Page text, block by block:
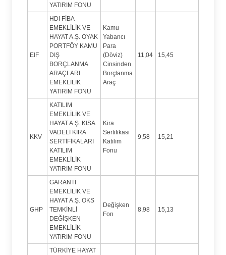
YATIRIM FONU
EIF
HDI FİBA
EMEKLİLİK VE
HAYAT A.Ş. OYAK
PORTFÖY KAMU
DIŞ
BORÇLANMA
ARAÇLARI
EMEKLİLİK
YATIRIM FONU
Kamu
Yabancı
Para
(Döviz)
Cinsinden
Borçlanma
Araç
11,04 15,45
KKV
KATILIM
EMEKLİLİK VE
HAYAT A.Ş. KISA
VADELİ KİRA
SERTİFİKALARI
KATILIM
EMEKLİLİK
YATIRIM FONU
Kira
Sertifikasi
Katılım
Fonu
9,58 15,21
GHP
GARANTİ
EMEKLİLİK VE
HAYAT A.Ş. OKS
TEMKİNLİ
DEĞİŞKEN
EMEKLİLİK
YATIRIM FONU
Değişken
Fon
8,98 15,13
TÜRKİYE HAYAT